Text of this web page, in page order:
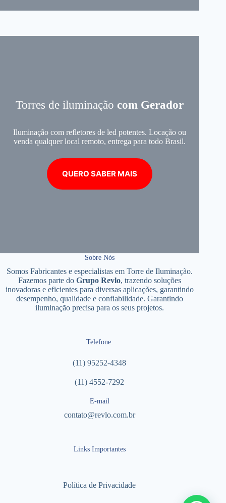
Torres de iluminação com Gerador
Iluminação com refletores de led potentes. Locação ou
venda qualquer local remoto, entrega para todo Brasil.
QUERO SABER MAIS
Sobre Nós
Somos Fabricantes e especialistas em Torre de Iluminação.
Fazemos parte do Grupo Revlo, trazendo soluções
inovadoras e eficientes para diversas aplicações, garantindo
desempenho, qualidade e confiabilidade. Garantindo
iluminação precisa para os seus projetos.
Telefone:
(11) 95252-4348
(11) 4552-7292
E-mail
contato@revlo.com.br
Links Importantes
Política de Privacidade